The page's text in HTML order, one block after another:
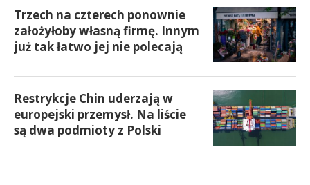
Trzech na czterech ponownie
założyłoby własną firmę. Innym
już tak łatwo jej nie polecają
Restrykcje Chin uderzają w
europejski przemysł. Na liście
są dwa podmioty z Polski